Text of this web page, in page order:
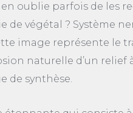
oublie parfois de les
végétal ? Système
image représente le
naturelle d’un relief
de synthèse.